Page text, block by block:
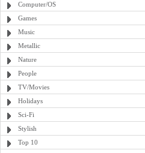
Computer/OS
Games
Music
Metallic
Nature
People
TV/Movies
Holidays
Sci-Fi
Stylish
Top 10